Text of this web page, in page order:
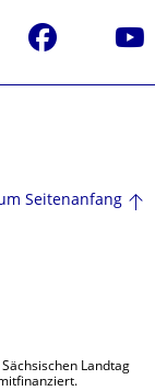
Facebook
Seitenanfang
Landtag